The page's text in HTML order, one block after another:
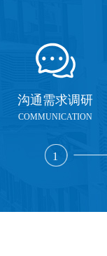
沟通需求调研
COMMUNICATION
1